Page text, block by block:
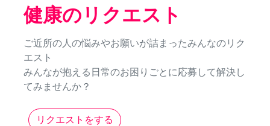
健康のリクエスト
ご近所の人の悩みやお願いが詰まったみんなのリク
エスト
みんなが抱える日常のお困りごとに応募して解決し
てみませんか？
リクエストをする